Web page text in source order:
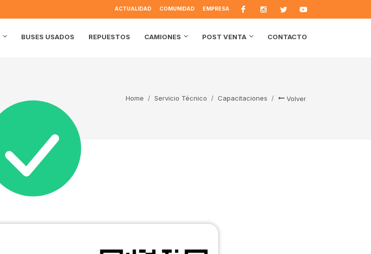
ACTUALIDAD COMUNIDAD EMPRESA
BUSES USADOS REPUESTOS CAMIONES POST VENTA CONTACTO
Home Servicio Técnico Capacitaciones Volver